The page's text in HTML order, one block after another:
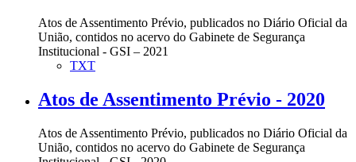
Atos de Assentimento Prévio, publicados no Diário Oficial da
União, contidos no acervo do Gabinete de Segurança
Institucional - GSI – 2021
TXT
Atos de Assentimento Prévio - 2020
Atos de Assentimento Prévio, publicados no Diário Oficial da
União, contidos no acervo do Gabinete de Segurança